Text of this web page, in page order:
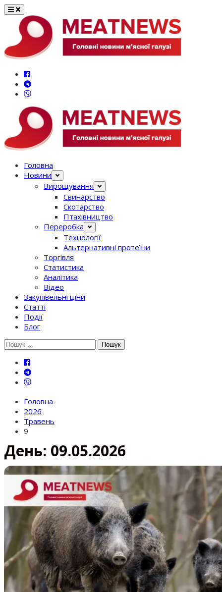
Перейти
вмісту
Головна
Новини
Вирощування
Свинарство
Скотарство
Птахівництво
Переробка
Технології
Альтернативні протеїни
Торгівля
Статистика
Аналітика
Відео
Закупівельні ціни
Статті
Події
Блог
Шукати:
Головна
2026
Травень
9
День: 09.05.2026